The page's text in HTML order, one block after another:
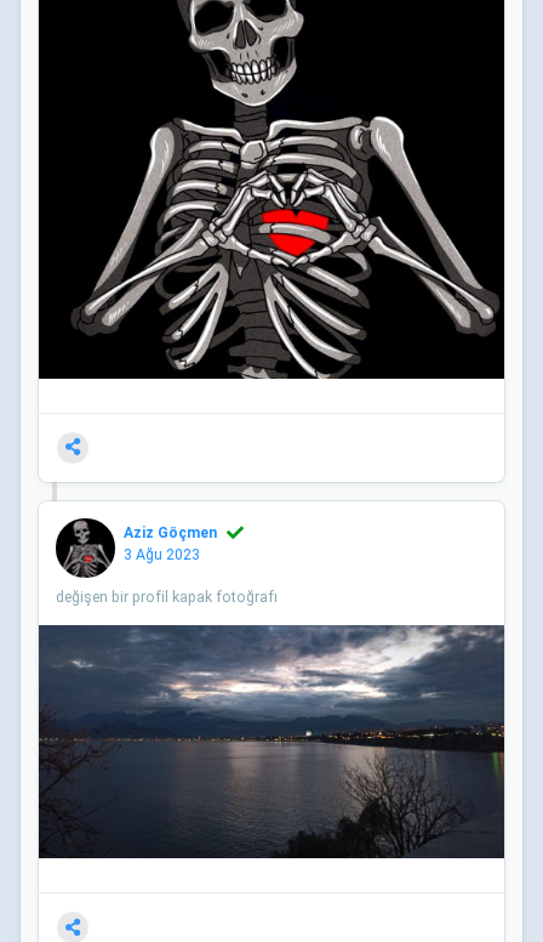
Aziz Göçmen
3 Ağu 2023
değişen bir profil kapak fotoğrafı